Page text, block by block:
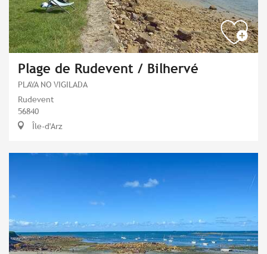
Plage de Rudevent / Bilhervé
PLAYA NO VIGILADA
Rudevent
56840
Île-d'Arz